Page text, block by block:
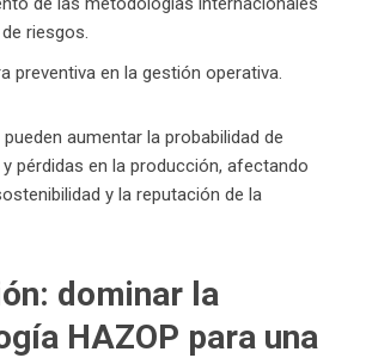
riesgos.
preventiva en la gestión operativa.
aumentar la probabilidad de
pérdidas en la producción, afectando
y la reputación de la
dominar la
HAZOP para una